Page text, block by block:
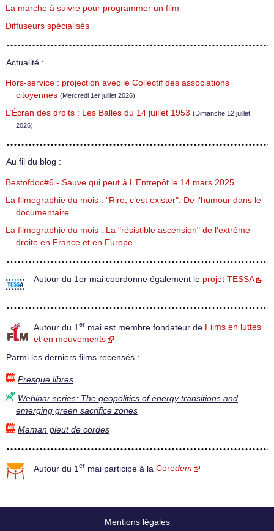
La marche à suivre pour programmer un film
Diffuseurs spécialisés
Actualité :
Hors-service : projection avec le Collectif des associations
citoyennes (Mercredi 1er juillet 2026)
L’Écran des droits : Les Balles du 14 juillet 1953 (Dimanche 12 juillet
2026)
Au fil du blog :
Bestofdoc#6 - Sauve qui peut à L’Entrepôt le 14 mars 2025
La filmographie du mois : "Rire, c’est exister". De l’humour dans le
documentaire
La filmographie du mois : La "résistible ascension" de l’extrême
droite en France et en Europe
Autour du 1er mai coordonne également le projet TESSA
Autour du 1 er mai est membre fondateur de Films en luttes
et en mouvements
Parmi les derniers films recensés :
Presque libres
Webinar series: The geopolitics of energy transitions and
emerging green sacrifice zones
Maman pleut de cordes
Autour du 1 er mai participe à la Coredem
Mentions légales